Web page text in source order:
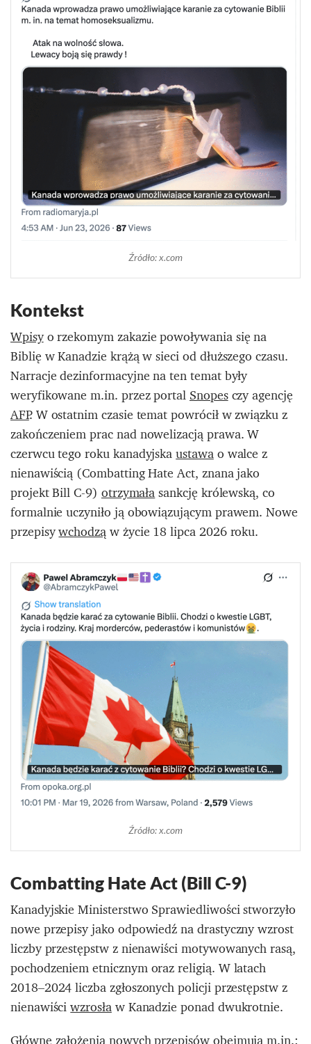
Źródło: x.com
Kontekst
Wpisyo rzekomym zakazie powoływania się na
Biblię w Kanadzie krążą w sieci od dłuższego czasu.
Narracje dezinformacyjne na ten temat były
weryfikowane m.in. przez portalSnopesczy agencję
AFP. W ostatnim czasie temat powrócił w związku z
zakończeniem prac nad nowelizacją prawa. W
czerwcu tego roku kanadyjskaustawao walce z
nienawiścią (Combatting Hate Act, znana jako
projekt Bill C-9)otrzymałasankcję królewską, co
formalnie uczyniło ją obowiązującym prawem. Nowe
przepisywchodząw życie 18 lipca 2026 roku.
Źródło: x.com
Combatting Hate Act (Bill C-9)
Kanadyjskie Ministerstwo Sprawiedliwości stworzyło
nowe przepisy jako odpowiedź na drastyczny wzrost
liczby przestępstw z nienawiści motywowanych rasą,
pochodzeniem etnicznym oraz religią. W latach
2018–2024 liczba zgłoszonych policji przestępstw z
nienawiściwzrosław Kanadzie ponad dwukrotnie.